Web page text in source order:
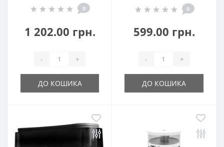
0
1 202.00 грн.
- +
ДО КОШИКА
0
599.00 грн.
- +
ДО КОШИКА